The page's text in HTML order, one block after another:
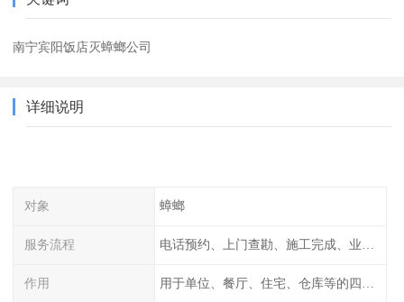
南宁宾阳饭店灭蟑螂公司
详细说明
对象 蟑螂
服务流程
作用